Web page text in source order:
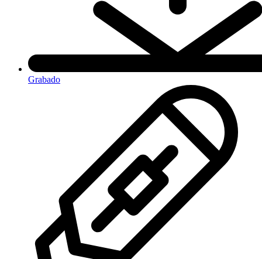
Grabado